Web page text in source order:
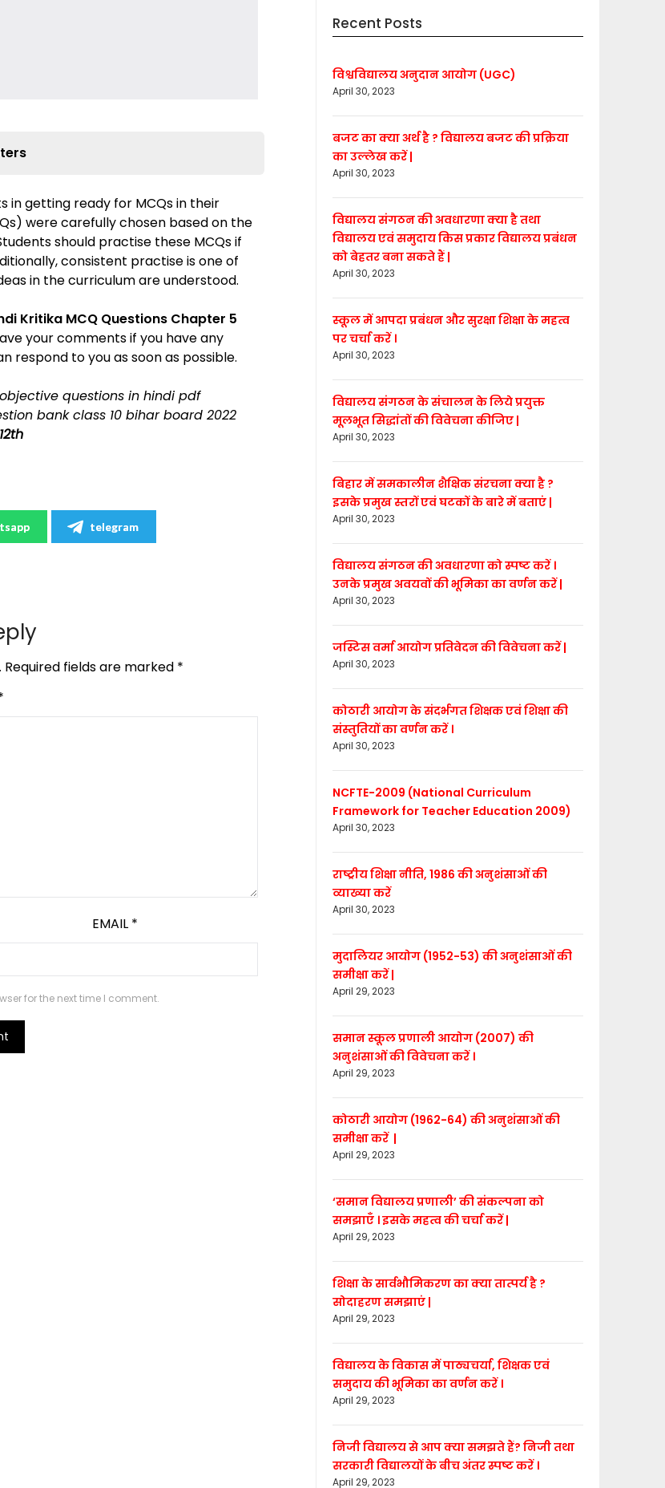
in getting ready for MCQs in their
were carefully chosen based on the
should practise these MCQs if
consistent practise is one of
in the curriculum are understood.
Kritika MCQ Questions Chapter 5
your comments if you have any
respond to you as soon as possible.
questions in hindi pdf
bank class 10 bihar board 2022
telegram
Required fields are marked *
EMAIL *
for the next time I comment.
Recent Posts
विश्वविद्यालय अनुदान आयोग (UGC)
April 30, 2023
बजट का क्या अर्थ है ? विद्यालय बजट की प्रक्रिया
का उल्लेख करें |
April 30, 2023
विद्यालय संगठन की अवधारणा क्या है तथा
विद्यालय एवं समुदाय किस प्रकार विद्यालय प्रबंधन
को बेहतर बना सकते हैं |
April 30, 2023
स्कूल में आपदा प्रबंधन और सुरक्षा शिक्षा के महत्व
पर चर्चा करें ।
April 30, 2023
विद्यालय संगठन के संचालन के लिये प्रयुक्त
मूलभूत सिद्धांतों की विवेचना कीजिए |
April 30, 2023
बिहार में समकालीन शैक्षिक संरचना क्या है ?
इसके प्रमुख स्तरों एवं घटकों के बारे में बताएं |
April 30, 2023
विद्यालय संगठन की अवधारणा को स्पष्ट करें ।
उनके प्रमुख अवयवों की भूमिका का वर्णन करें |
April 30, 2023
जस्टिस वर्मा आयोग प्रतिवेदन की विवेचना करें |
April 30, 2023
कोठारी आयोग के संदर्भगत शिक्षक एवं शिक्षा की
संस्तुतियों का वर्णन करें ।
April 30, 2023
NCFTE-2009 (National Curriculum
Framework for Teacher Education 2009)
April 30, 2023
राष्ट्रीय शिक्षा नीति, 1986 की अनुशंसाओं की
व्याख्या करें
April 30, 2023
मुदालियर आयोग (1952-53) की अनुशंसाओं की
समीक्षा करें |
April 29, 2023
समान स्कूल प्रणाली आयोग (2007) की
अनुशंसाओं की विवेचना करें ।
April 29, 2023
कोठारी आयोग (1962-64) की अनुशंसाओं की
समीक्षा करें |
April 29, 2023
‘समान विद्यालय प्रणाली’ की संकल्पना को
समझाएँ । इसके महत्व की चर्चा करें |
April 29, 2023
शिक्षा के सार्वभौमिकरण का क्या तात्पर्य है ?
सोदाहरण समझाएं |
April 29, 2023
विद्यालय के विकास में पाठ्यचर्या, शिक्षक एवं
समुदाय की भूमिका का वर्णन करें ।
April 29, 2023
निजी विद्यालय से आप क्या समझते हैं? निजी तथा
सरकारी विद्यालयों के बीच अंतर स्पष्ट करें ।
April 29, 2023